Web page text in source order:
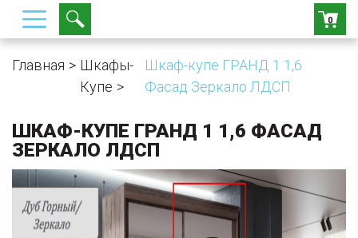
0
Главная
Шкафы-
Купе
Шкаф-купе ГРАНД 1 1,6
Фасад Зеркало ЛДСП
ШКАФ-КУПЕ ГРАНД 1 1,6 ФАСАД
ЗЕРКАЛО ЛДСП